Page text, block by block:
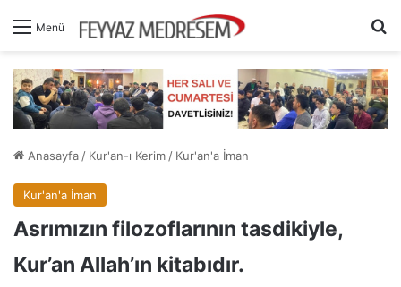
Menü
Anasayfa / Kur'an-ı Kerim / Kur'an'a İman
Kur'an'a İman
Asrımızın filozoflarının tasdikiyle,
Kur’an Allah’ın kitabıdır.